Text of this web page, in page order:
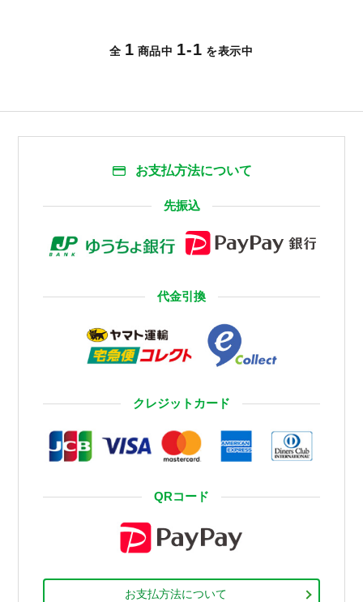
全 1 商品中 1-1 を表示中
お支払方法について
先振込
代金引換
クレジットカード
QRコード
お支払方法について